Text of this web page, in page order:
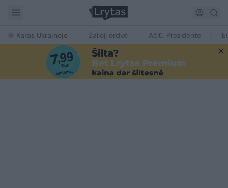
Karas Ukrainoje Žalioji erdvė Ačiū, Prezidente